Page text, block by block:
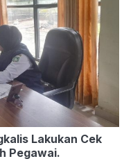
Lakukan Cek
Pegawai.